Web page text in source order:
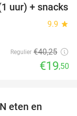
52%
uur) + snacks
9.9 star
Regulier €40,25
€19,50
eten en